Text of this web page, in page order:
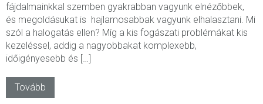
fájdalmainkkal szemben gyakrabban vagyunk elnézőbbek,
és megoldásukat is hajlamosabbak vagyunk elhalasztani. Mi
szól a halogatás ellen? Míg a kis fogászati problémákat kis
kezeléssel, addig a nagyobbakat komplexebb,
időigényesebb és […]
Tovább